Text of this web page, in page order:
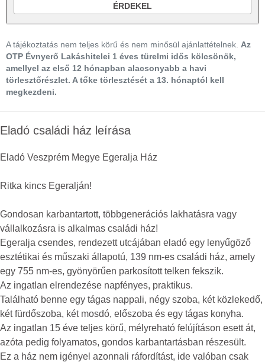
ÉRDEKEL
A tájékoztatás nem teljes körű és nem minősül ajánlattételnek. Az
OTP Évnyerő Lakáshitelei 1 éves türelmi idős kölcsönök,
amellyel az első 12 hónapban alacsonyabb a havi
törlesztőrészlet. A tőke törlesztését a 13. hónaptól kell
megkezdeni.
Eladó családi ház leírása
Eladó Veszprém Megye Egeralja Ház
Ritka kincs Egeralján!
Gondosan karbantartott, többgenerációs lakhatásra vagy
vállalkozásra is alkalmas családi ház!
Egeralja csendes, rendezett utcájában eladó egy lenyűgöző
esztétikai és műszaki állapotú, 139 nm-es családi ház, amely
egy 755 nm-es, gyönyörűen parkosított telken fekszik.
Az ingatlan elrendezése napfényes, praktikus.
Található benne egy tágas nappali, négy szoba, két közlekedő,
két fürdőszoba, két mosdó, előszoba és egy tágas konyha.
Az ingatlan 15 éve teljes körű, mélyreható felújításon esett át,
azóta pedig folyamatos, gondos karbantartásban részesült.
Ez a ház nem igényel azonnali ráfordítást, ide valóban csak